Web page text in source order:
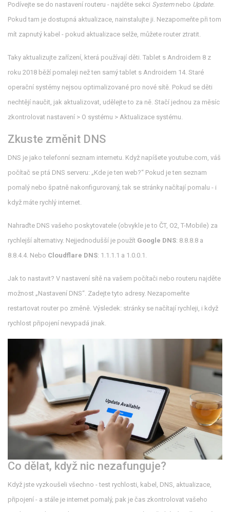
Podívejte se do nastavení routeru - najděte sekci Systemnebo Update.
Pokud tam je dostupná aktualizace, nainstalujte ji. Nezapomeňte při tom
mít zapnutý kabel - pokud aktualizace selže, můžete router ztratit.
Taky aktualizujte zařízení, která používají děti. Tablet s Androidem 8 z
roku 2018 běží pomaleji než ten samý tablet s Androidem 14. Staré
operační systémy nejsou optimalizované pro nové sítě. Pokud se děti
nechtějí naučit, jak aktualizovat, udělejte to za ně. Stačí jednou za měsíc
zkontrolovat nastavení > O systému > Aktualizace systému.
Zkuste změnit DNS
DNS je jako telefonní seznam internetu. Když napíšete youtube.com, váš
počítač se ptá DNS serveru: „Kde je ten web?“ Pokud je ten seznam
pomalý nebo špatně nakonfigurovaný, tak se stránky načítají pomalu - i
když máte rychlý internet.
Nahraďte DNS vašeho poskytovatele (obvykle je to ČT, O2, T-Mobile) za
rychlejší alternativy. Nejjednodušší je použít Google DNS: 8.8.8.8 a
8.8.4.4. Nebo Cloudflare DNS: 1.1.1.1 a 1.0.0.1.
Jak to nastavit? V nastavení sítě na vašem počítači nebo routeru najděte
možnost „Nastavení DNS“. Zadejte tyto adresy. Nezapomeňte
restartovat router po změně. Výsledek: stránky se načítají rychleji, i když
rychlost připojení nevypadá jinak.
Co dělat, když nic nezafunguje?
Když jste vyzkoušeli všechno - test rychlosti, kabel, DNS, aktualizace,
připojení - a stále je internet pomalý, pak je čas zkontrolovat vašeho